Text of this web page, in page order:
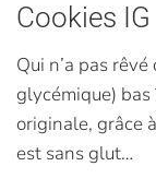
Cookies
Qui n’a pas
glycémique) bas
originale, grâce
est sans glut…